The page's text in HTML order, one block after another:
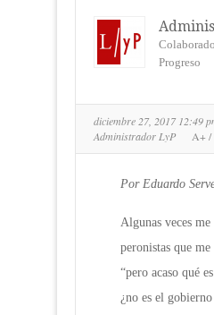
Progreso
diciembre 27, 2017 12:49
Administrador LyP
A+/
Por Eduardo
Algunas veces
peronistas que
“pero acaso qué
¿no es el